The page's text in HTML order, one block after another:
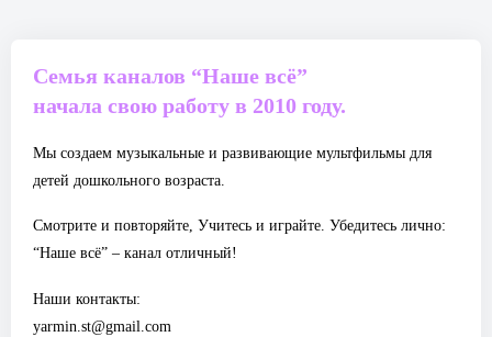
Семья каналов “Наше всё”
начала свою работу в 2010 году.
Мы создаем музыкальные и развивающие мультфильмы для
детей дошкольного возраста.
Смотрите и повторяйте, Учитесь и играйте. Убедитесь лично:
“Наше всё” – канал отличный!
Наши контакты:
yarmin.st@gmail.com